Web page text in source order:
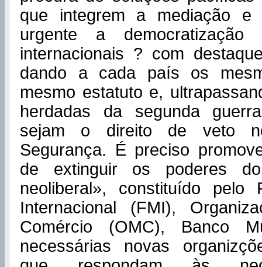
que integrem a mediação e
urgente a democratização
internacionais ? com
dando a cada país os
mesmo estatuto e,
herdadas da segunda
sejam o direito de veto
Segurança. É preciso
de extinguir os poderes
neoliberal», constituído pelo
Internacional (FMI),
Comércio (OMC), Banco
necessárias novas